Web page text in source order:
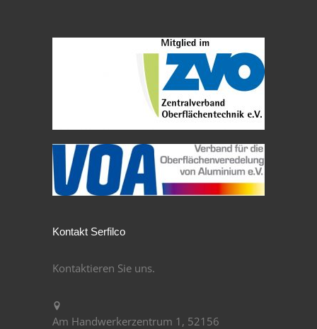
Kontakt Serfilco
Kontaktieren Sie uns.
Am Handwerkerzentrum 1, 52156